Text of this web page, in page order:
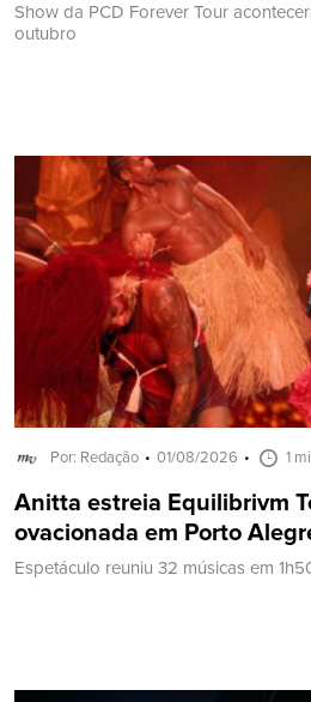
Show da PCD Forever Tour
outubro
Por: Redação 01/08/2026 1
Anitta estreia Equilibrivm
ovacionada em Porto
Espetáculo reuniu 32 músicas em